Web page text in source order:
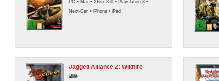
PC • Mac • XBox 360 • Playstation 3 •
Next-Gen • iPhone • iPad
Jagged Alliance 2: Wildfire
战略